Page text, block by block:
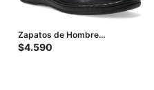
Zapatos de Hombre
Lombardino Casual Espejo -
$4.590